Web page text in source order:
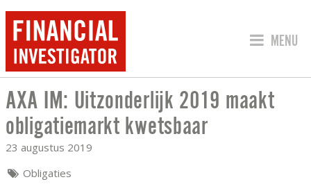
SPRING
MENU
AXA IM: UITZONDERLIJK 2019 MAAKT
AXA IM: Uitzonderlijk 2019 maakt
obligatiemarkt kwetsbaar
23 augustus 2019
Obligaties